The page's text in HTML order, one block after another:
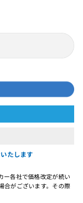
たします
各社で価格改定が続い
合がございます。その際